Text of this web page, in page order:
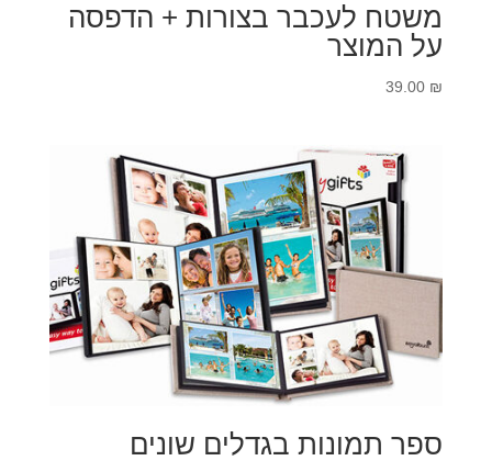
משטח לעכבר בצורות + הדפסה
על המוצר
39.00 ₪
ספר תמונות בגדלים שונים